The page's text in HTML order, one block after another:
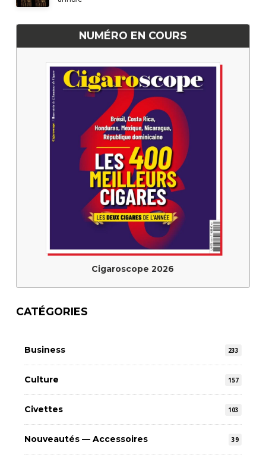
NUMÉRO EN COURS
Cigaroscope 2026
CATÉGORIES
Business 233
Culture 157
Civettes 103
Nouveautés — Accessoires 39